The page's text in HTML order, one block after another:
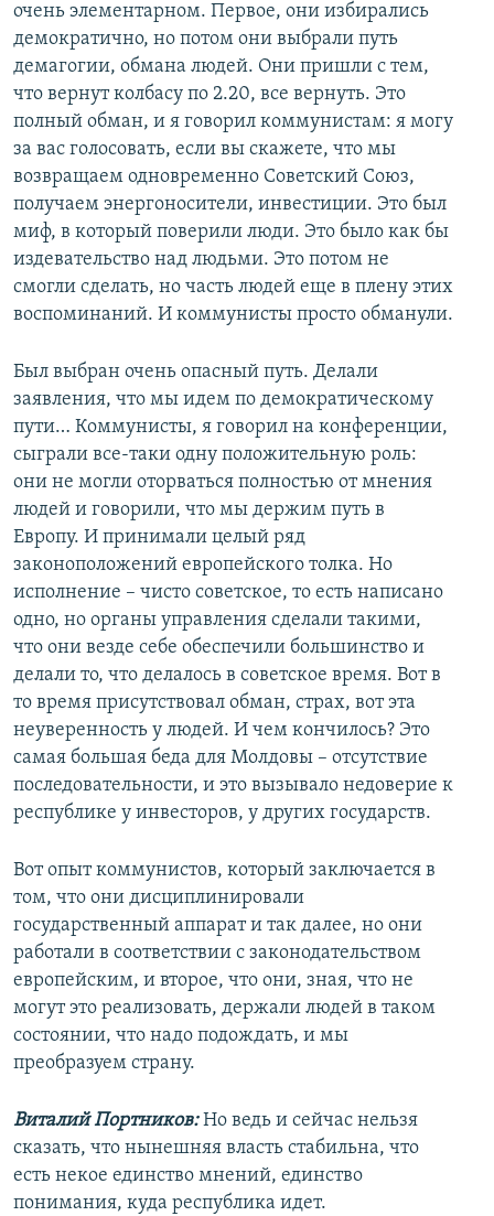
очень элементарном. Первое, они избирались
демократично, но потом они выбрали путь
демагогии, обмана людей. Они пришли с тем,
что вернут колбасу по 2.20, все вернуть. Это
полный обман, и я говорил коммунистам: я могу
за вас голосовать, если вы скажете, что мы
возвращаем одновременно Советский Союз,
получаем энергоносители, инвестиции. Это был
миф, в который поверили люди. Это было как бы
издевательство над людьми. Это потом не
смогли сделать, но часть людей еще в плену этих
воспоминаний. И коммунисты просто обманули.
Был выбран очень опасный путь. Делали
заявления, что мы идем по демократическому
пути… Коммунисты, я говорил на конференции,
сыграли все-таки одну положительную роль:
они не могли оторваться полностью от мнения
людей и говорили, что мы держим путь в
Европу. И принимали целый ряд
законоположений европейского толка. Но
исполнение – чисто советское, то есть написано
одно, но органы управления сделали такими,
что они везде себе обеспечили большинство и
делали то, что делалось в советское время. Вот в
то время присутствовал обман, страх, вот эта
неуверенность у людей. И чем кончилось? Это
самая большая беда для Молдовы – отсутствие
последовательности, и это вызывало недоверие к
республике у инвесторов, у других государств.
Вот опыт коммунистов, который заключается в
том, что они дисциплинировали
государственный аппарат и так далее, но они
работали в соответствии с законодательством
европейским, и второе, что они, зная, что не
могут это реализовать, держали людей в таком
состоянии, что надо подождать, и мы
преобразуем страну.
Виталий Портников:Но ведь и сейчас нельзя
сказать, что нынешняя власть стабильна, что
есть некое единство мнений, единство
понимания, куда республика идет.